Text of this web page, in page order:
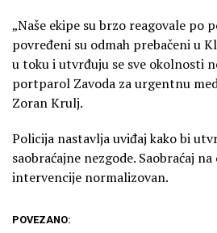
„Naše ekipe su brzo reagovale po
povređeni su odmah prebačeni u
u toku i utvrđuju se sve okolnosti
portparol Zavoda za urgentnu
Zoran Krulj.
Policija nastavlja uviđaj kako bi
saobraćajne nezgode. Saobraćaj
intervencije normalizovan.
POVEZANO: